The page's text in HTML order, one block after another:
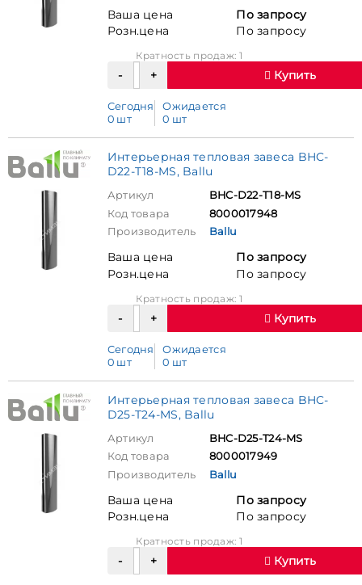
Ваша цена
По запросу
Розн.цена
По запросу
Кратность продаж: 1
Купить
Сегодня
0 шт
Ожидается
0 шт
Интерьерная тепловая завеса BHC-
D22-T18-MS, Ballu
Артикул
BHC-D22-T18-MS
Код товара
8000017948
Производитель
Ballu
Ваша цена
По запросу
Розн.цена
По запросу
Кратность продаж: 1
Купить
Сегодня
0 шт
Ожидается
0 шт
Интерьерная тепловая завеса BHC-
D25-T24-MS, Ballu
Артикул
BHC-D25-T24-MS
Код товара
8000017949
Производитель
Ballu
Ваша цена
По запросу
Розн.цена
По запросу
Кратность продаж: 1
Купить